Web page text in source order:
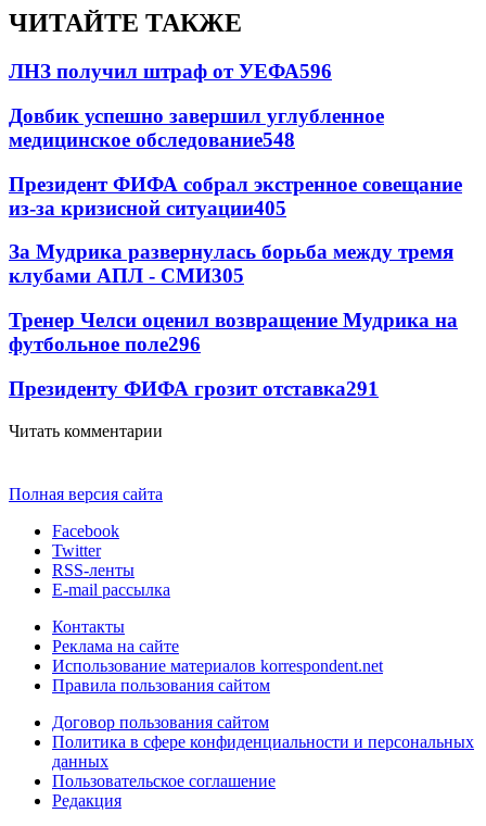
ЧИТАЙТЕ ТАКЖЕ
ЛНЗ получил штраф от УЕФА596
Довбик успешно завершил углубленное
медицинское обследование548
Президент ФИФА собрал экстренное совещание
из-за кризисной ситуации405
За Мудрика развернулась борьба между тремя
клубами АПЛ - СМИ305
Тренер Челси оценил возвращение Мудрика на
футбольное поле296
Президенту ФИФА грозит отставка291
Читать комментарии
Полная версия сайта
Facebook
Twitter
RSS-ленты
E-mail рассылка
Контакты
Реклама на сайте
Использование материалов korrespondent.net
Правила пользования сайтом
Договор пользования сайтом
Политика в сфере конфиденциальности и персональных
данных
Пользовательское соглашение
Редакция